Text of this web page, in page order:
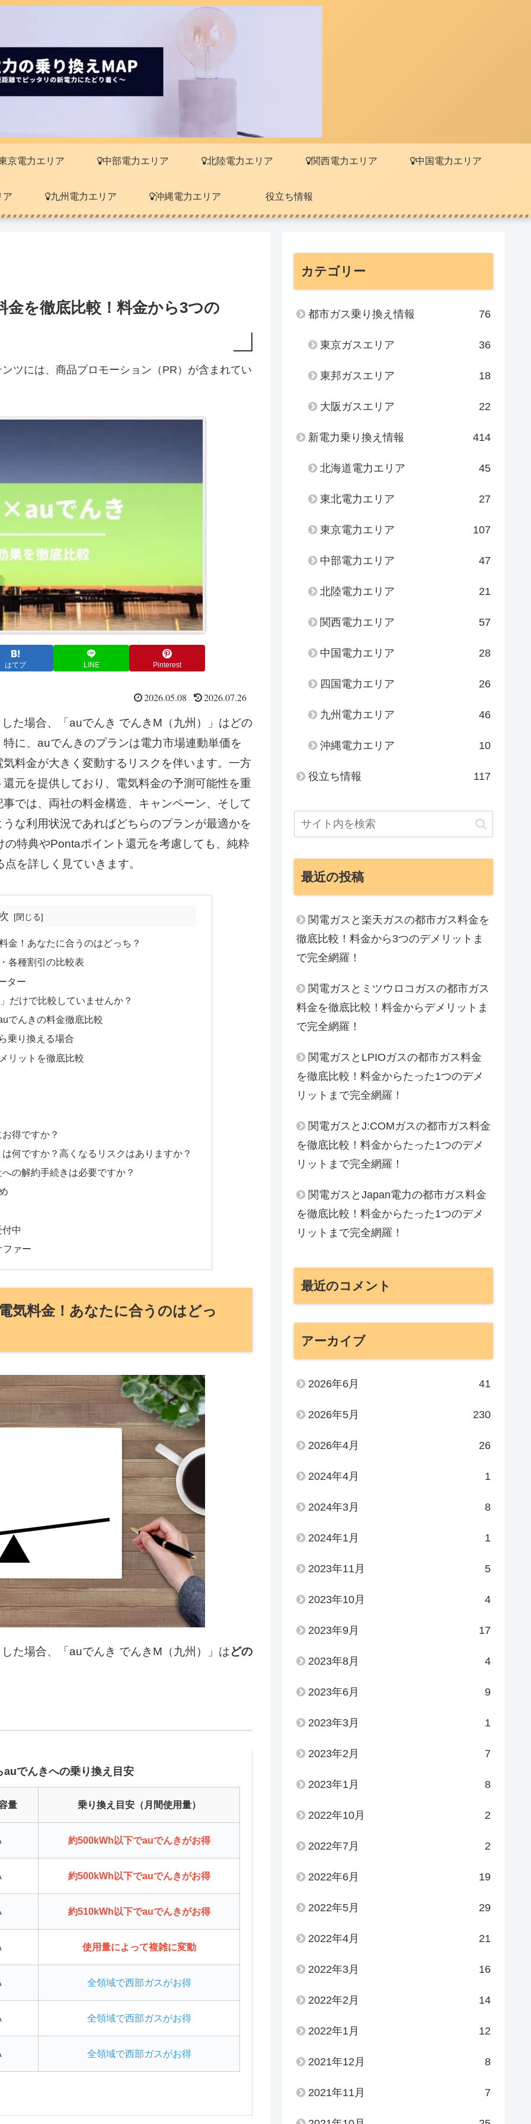
京電力エリア 中部電力エリア 北陸電力エリア 関西電力エリア 中国電力エリア
ア 九州電力エリア 沖縄電力エリア 役立ち情報
を徹底比較！料金から3つの
ツには、商品プロモーション（PR）が含まれてい
はてブ LINE Pinterest
2026.05.08 2026.07.26
た場合、「auでんき でんきM（九州）」はどの
に、auでんきのプランは電力市場連動単価を
料金が大きく変動するリスクを伴います。一方
元を提供しており、電気料金の予測可能性を重
では、両社の料金構造、キャンペーン、そして
な利用状況であればどちらのプランが最適かを
特典やPontaポイント還元を考慮しても、純粋
を詳しく見ていきます。
金！あなたに合うのはどっち？
各種割引の比較表
ター
だけで比較していませんか？
でんきの料金徹底比較
乗り換える場合
リットを徹底比較
得ですか？
何ですか？高くなるリスクはありますか？
の解約手続きは必要ですか？
中
ファー
気料金！あなたに合うのはどっ
た場合、「auでんき でんきM（九州）」はどの
でんきへの乗り換え目安
量 乗り換え目安（月間使用量）
約500kWh以下でauでんきがお得
約500kWh以下でauでんきがお得
約510kWh以下でauでんきがお得
使用量によって複雑に変動
全領域で西部ガスがお得
全領域で西部ガスがお得
全領域で西部ガスがお得
カテゴリー
都市ガス乗り換え情報 76
東京ガスエリア 36
東邦ガスエリア 18
大阪ガスエリア 22
新電力乗り換え情報 414
北海道電力エリア 45
東北電力エリア 27
東京電力エリア 107
中部電力エリア 47
北陸電力エリア 21
関西電力エリア 57
中国電力エリア 28
四国電力エリア 26
九州電力エリア 46
沖縄電力エリア 10
役立ち情報 117
最近の投稿
関電ガスと楽天ガスの都市ガス料金を
徹底比較！料金から3つのデメリットま
で完全網羅！
関電ガスとミツウロコガスの都市ガス
料金を徹底比較！料金からデメリットま
で完全網羅！
関電ガスとLPIOガスの都市ガス料金
を徹底比較！料金からたった1つのデメ
リットまで完全網羅！
関電ガスとJ:COMガスの都市ガス料金
を徹底比較！料金からたった1つのデメ
リットまで完全網羅！
関電ガスとJapan電力の都市ガス料金
を徹底比較！料金からたった1つのデメ
リットまで完全網羅！
最近のコメント
アーカイブ
2026年6月 41
2026年5月 230
2026年4月 26
2024年4月 1
2024年3月 8
2024年1月 1
2023年11月 5
2023年10月 4
2023年9月 17
2023年8月 4
2023年6月 9
2023年3月 1
2023年2月 7
2023年1月 8
2022年10月 2
2022年7月 2
2022年6月 19
2022年5月 29
2022年4月 21
2022年3月 16
2022年2月 14
2022年1月 12
2021年12月 8
2021年11月 7